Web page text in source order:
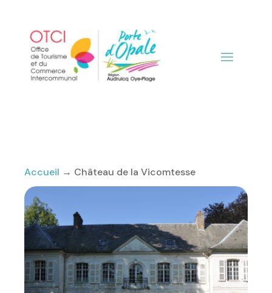
Accueil → Château de la Vicomtesse